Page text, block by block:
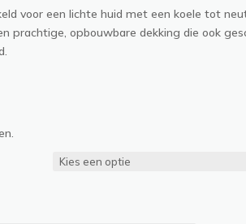
voor een lichte huid met een koele tot
prachtige, opbouwbare dekking die ook